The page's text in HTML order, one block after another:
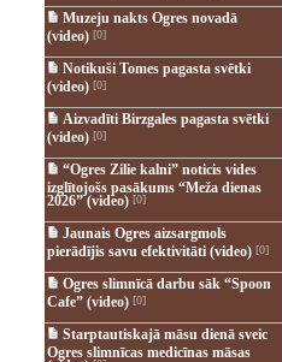
Muzeju nakts Ogres novadā
(video)[0]
Notikuši Tomes pagasta svētki
(video)[0]
Aizvadīti Birzgales pagasta svētki
(video)[0]
“Ogres Zilie kalni” noticis vides
izglītojošs pasākums “Meža dienas
2026” (video)[0]
Jaunais Ogres aizsargmols
pierādījis savu efektivitāti (video)[0]
Ogres slimnīcā darbu sāk “Spoon
Cafe” (video)[0]
Starptautiskajā māsu dienā sveic
Ogres slimnīcas medicīnas māsas